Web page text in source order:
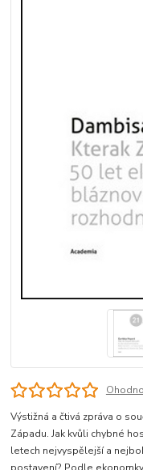
Výstižná a čtivá zpráva o
Západu. Jak kvůli chybné
letech nejvyspělejší a